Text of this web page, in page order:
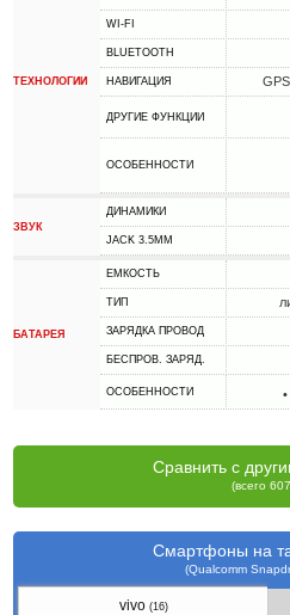
ТЕХНОЛОГИИ
WI-FI
BLUETOOTH
НАВИГАЦИЯ
ДРУГИЕ ФУНКЦИИ
ОСОБЕННОСТИ
ЗВУК
ДИНАМИКИ
JACK 3.5MM
БАТАРЕЯ
ЕМКОСТЬ
ТИП
ЗАРЯДКА ПРОВОД
БЕСПРОВ. ЗАРЯД.
ОСОБЕННОСТИ
Сравнить с
(всего
Смартфоны на
(Qualcomm
vivo (16)